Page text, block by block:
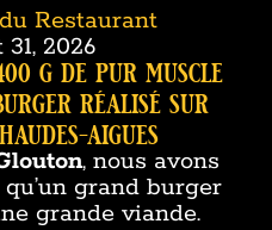
Restaurant
2026
g de pur muscle
réalisé sur
aigues
, nous avons
grand burger
grande viande.